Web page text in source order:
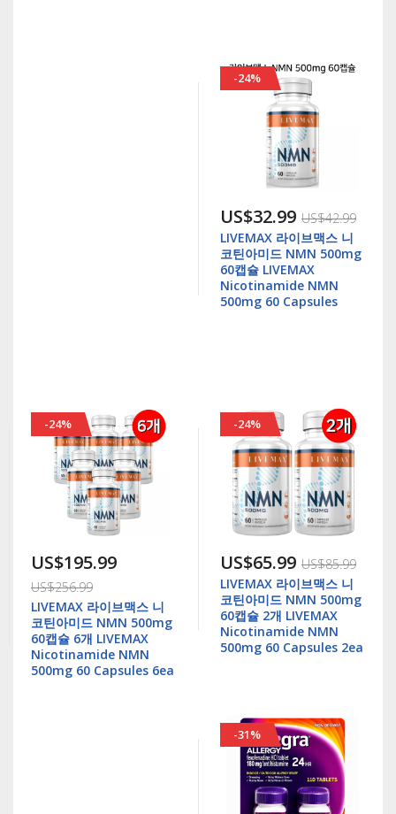
-24%
US$32.99 US$42.99
LIVEMAX 라이브맥스 니
코틴아미드 NMN 500mg
60캡슐 LIVEMAX
Nicotinamide NMN
500mg 60 Capsules
-24%
US$195.99
US$256.99
LIVEMAX 라이브맥스 니
코틴아미드 NMN 500mg
60캡슐 6개 LIVEMAX
Nicotinamide NMN
500mg 60 Capsules 6ea
-24%
US$65.99 US$85.99
LIVEMAX 라이브맥스 니
코틴아미드 NMN 500mg
60캡슐 2개 LIVEMAX
Nicotinamide NMN
500mg 60 Capsules 2ea
-31%